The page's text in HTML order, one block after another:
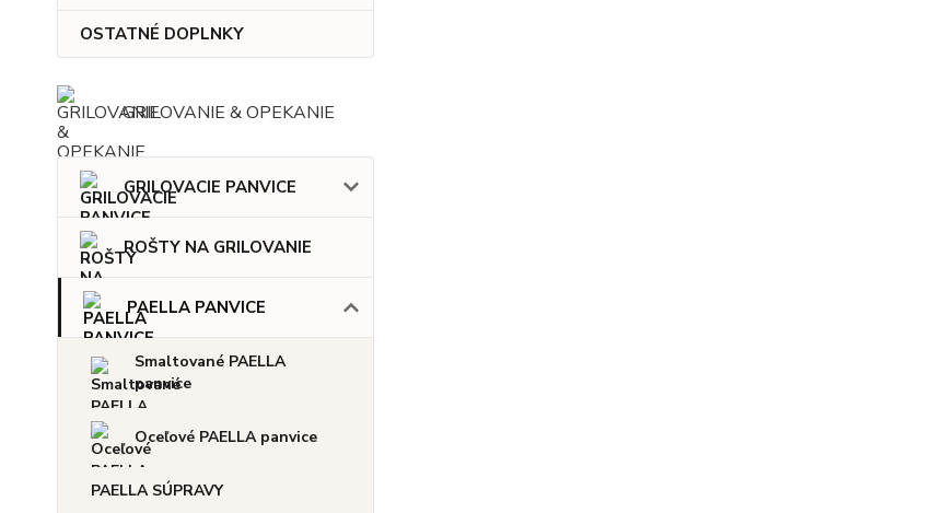
OSTATNÉ DOPLNKY
GRILOVANIE & OPEKANIE
GRILOVACIE PANVICE
ROŠTY NA GRILOVANIE
PAELLA PANVICE
Smaltované PAELLA
panvice
Oceľové PAELLA panvice
PAELLA SÚPRAVY